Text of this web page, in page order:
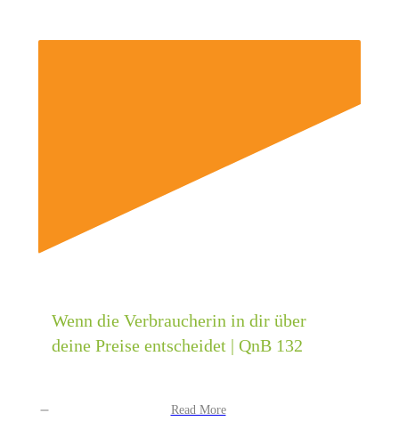
Wenn die Verbraucherin in dir über
deine Preise entscheidet | QnB 132
Read More